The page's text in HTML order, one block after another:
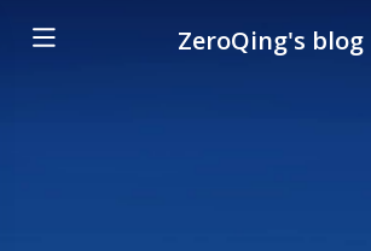
ZeroQing's blog